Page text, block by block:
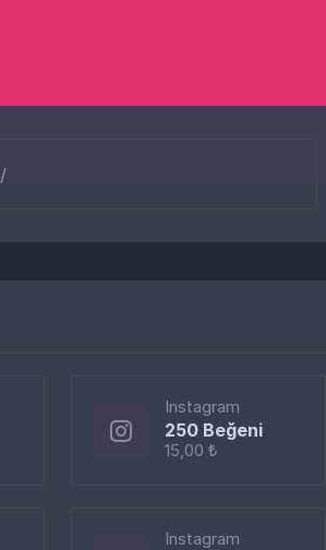
Instagram
250 Beğeni
15,00 ₺
Instagram